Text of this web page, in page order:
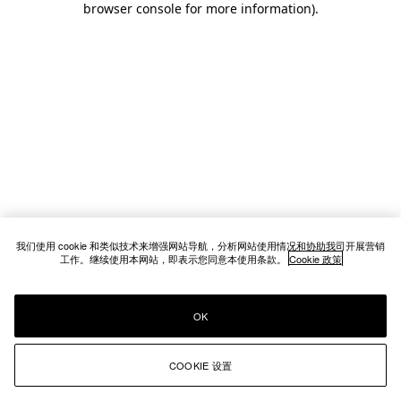
browser console for more information).
我们使用 cookie 和类似技术来增强网站导航，分析网站使用情况和协助我司开展营销
工作。继续使用本网站，即表示您同意本使用条款。 Cookie 政策
COOKIE 设置
OK